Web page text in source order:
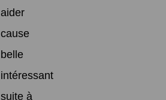
aider
cause
belle
intéressant
suite à